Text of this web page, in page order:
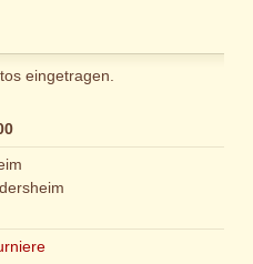
eingetragen.